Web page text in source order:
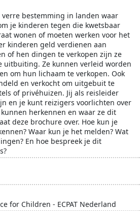
bestemming in landen waar
je kinderen tegen die kwetsbaar
wonen of moeten werken voor het
kinderen geld verdienen aan
of hen dingen te verkopen zijn ze
uitbuiting. Ze kunnen verleid worden
om hun lichaam te verkopen. Ook
en verkocht om uitgebuit te
of privéhuizen. Jij als reisleider
en je kunt reizigers voorlichten over
herkennen en waar ze dit
deze brochure over. Hoe kun je
Waar kun je het melden? Wat
En hoe bespreek je dit
for Children - ECPAT Nederland